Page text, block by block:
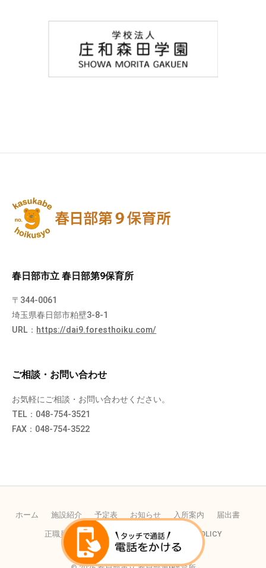
春日部市立 春日部第9保育所
〒344-0061
埼玉県春日部市粕壁3-8-1
URL： https://dai9.foresthoiku.com/
ご相談・お問い合わせ
お気軽にご相談・お問い合わせください。
TEL：048-754-3521
FAX：048-754-3522
ホーム 施設紹介 予定表 お知らせ 入所案内 届出書
正職員の採用 パートの採用 PRIVACY POLICY